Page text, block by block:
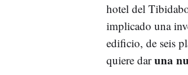
hotel del
implicado una
edificio, de seis
quiere daruna